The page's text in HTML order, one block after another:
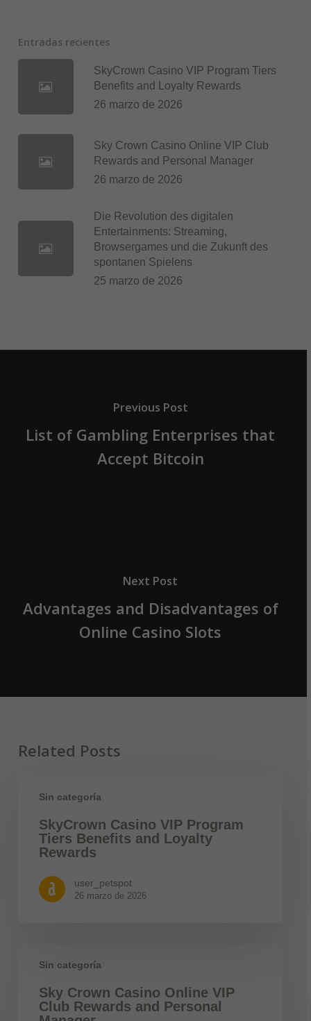
Entradas recientes
SkyCrown Casino VIP Program Tiers
Benefits and Loyalty Rewards
26 marzo de 2026
Sky Crown Casino Online VIP Club
Rewards and Personal Manager
26 marzo de 2026
Die Revolution des digitalen
Entertainments: Streaming,
Browsergames und die Zukunft des
spontanen Spielens
25 marzo de 2026
Previous Post
List of Gambling Enterprises that
Accept Bitcoin
Next Post
Advantages and Disadvantages of
Online Casino Slots
Related Posts
Sin categoría
SkyCrown Casino VIP Program
Tiers Benefits and Loyalty
Rewards
user_petspot
26 marzo de 2026
Sin categoría
Sky Crown Casino Online VIP
Club Rewards and Personal